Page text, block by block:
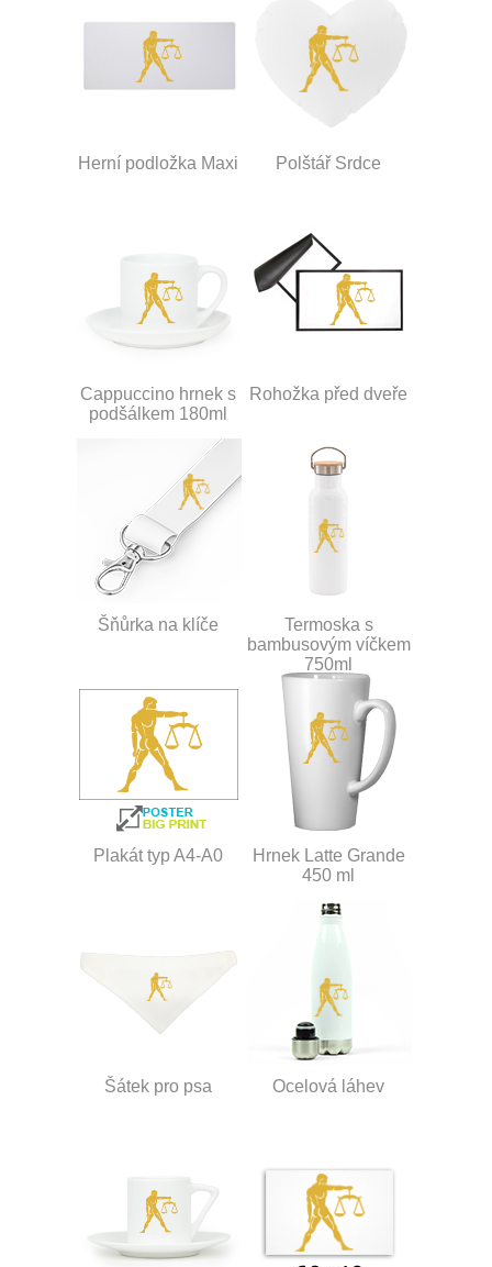
Herní podložka Maxi Polštář Srdce
Cappuccino hrnek s
podšálkem 180ml
Rohožka před dveře
Šňůrka na klíče
Termoska s
bambusovým víčkem
750ml
Plakát typ A4-A0
Hrnek Latte Grande
450 ml
Šátek pro psa Ocelová láhev